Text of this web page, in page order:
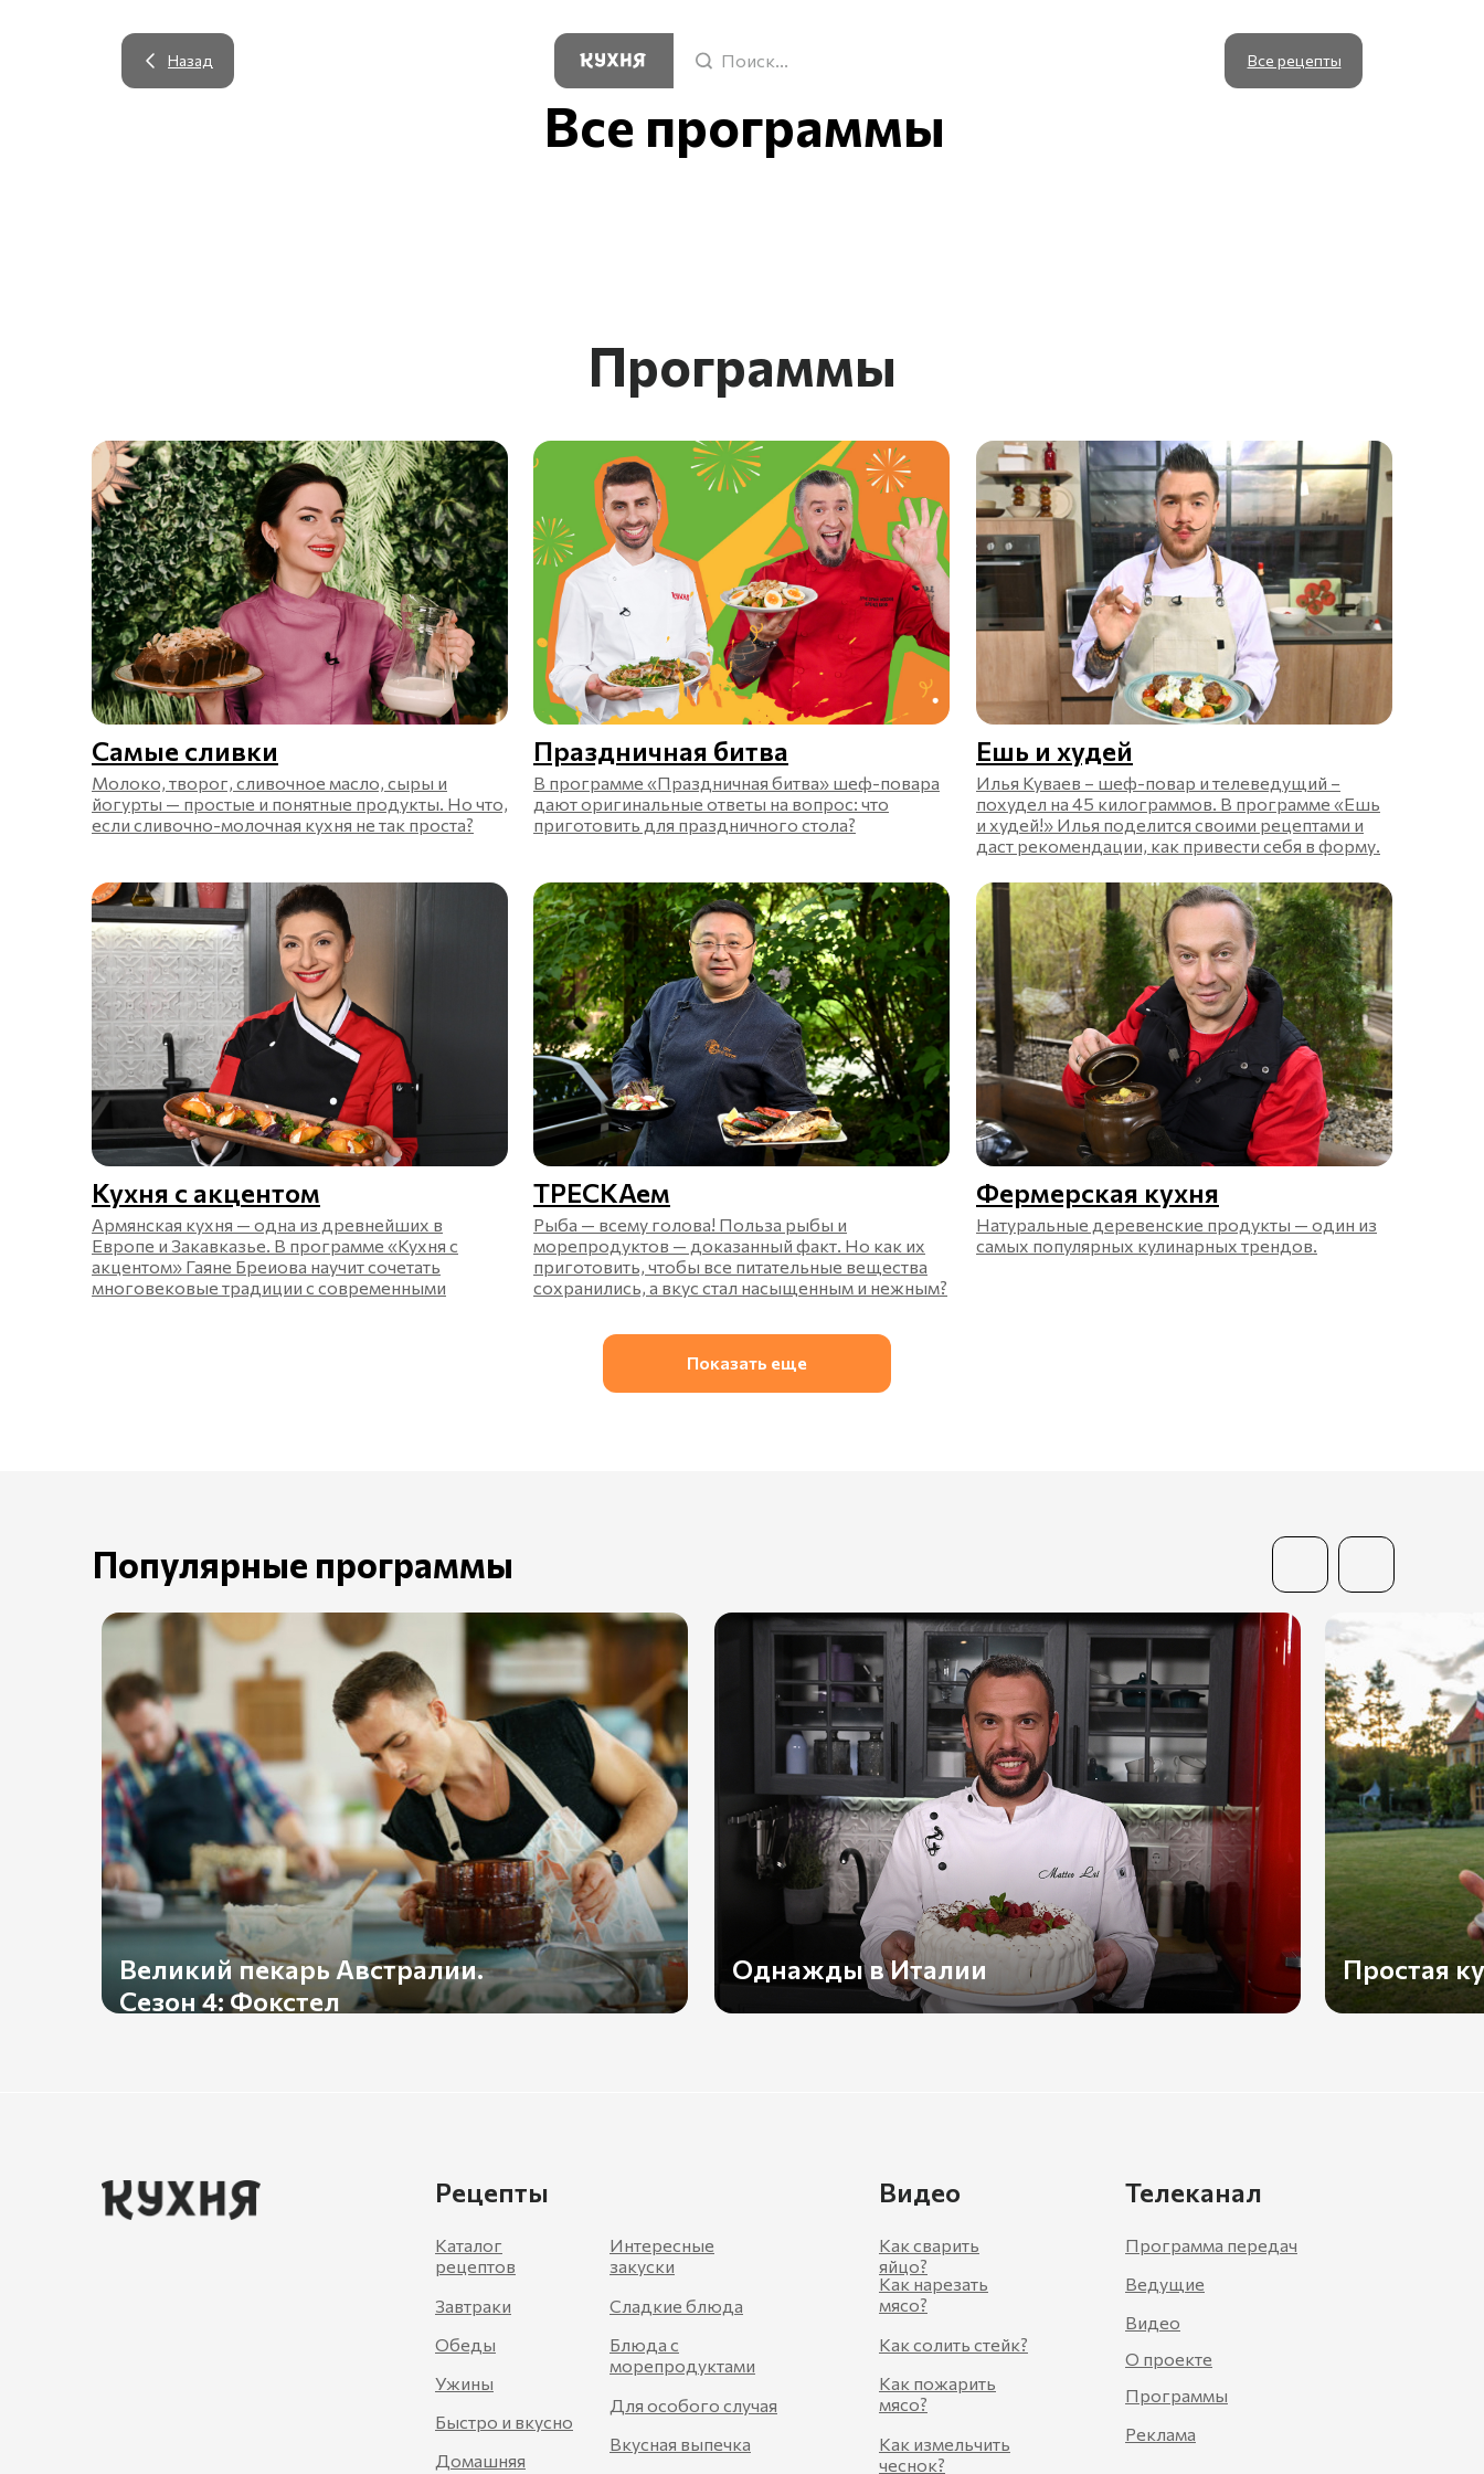
Поиск...
Назад Все рецепты
Все программы
Программы
Праздничная битва Ешь и худей
Самые сливки
Кухня с акцентом ТРЕСКАем Фермерская кухня
Молоко, творог, сливочное масло, сыры и
йогурты — простые и понятные продукты. Но что,
если сливочно-молочная кухня не так проста?
В программе «Праздничная битва» шеф-повара
дают оригинальные ответы на вопрос: что
приготовить для праздничного стола?
Илья Куваев – шеф-повар и телеведущий –
похудел на 45 килограммов. В программе «Ешь
и худей!» Илья поделится своими рецептами и
даст рекомендации, как привести себя в форму.
Армянская кухня — одна из древнейших в
Европе и Закавказье. В программе «Кухня с
акцентом» Гаяне Бреиова научит сочетать
многовековые традиции с современными
Рыба — всему голова! Польза рыбы и
морепродуктов — доказанный факт. Но как их
приготовить, чтобы все питательные вещества
сохранились, а вкус стал насыщенным и нежным?
Натуральные деревенские продукты — один из
самых популярных кулинарных трендов.
Показать еще
Популярные программы
Великий пекарь Австралии.
Сезон 4: Фокстел
Однажды в Италии Простая
Рецепты
Завтраки
Обеды
Ужины
Быстро и вкусно
Домашняя
Интересные
закуски
Сладкие блюда
Блюда с
морепродуктами
Для особого случая
Вкусная выпечка
Как сварить
яйцо?
Программа передач
Как нарезать
мясо?
Как солить стейк?
Ведущие
Как пожарить
мясо?
Как измельчить
чеснок?
Видео
Видео
Программы
Реклама
О проекте
Телеканал
Все рецепты
Каталог
рецептов